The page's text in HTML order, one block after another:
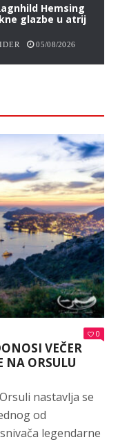
Hemsing
glazbe u atrij
05/08/2026
0
VEČER
NA ORSULU
nastavlja se
od
legendarne